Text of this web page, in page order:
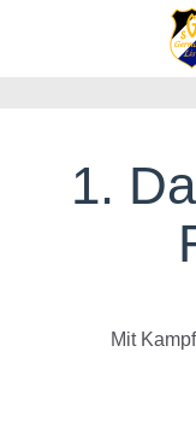
1.
Mit